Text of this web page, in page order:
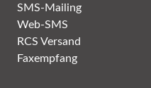
SMS-Mailing
Web-SMS
RCS Versand
Faxempfang